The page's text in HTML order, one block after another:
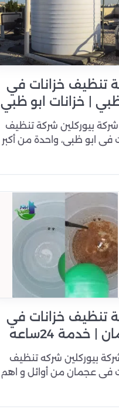
تنظيف خزانات في
ظبي | خزانات ابو ظبي
شركة بيوركلين شركة تنظيف
في ابو ظبي، واحدة من أكبر
تنظيف خزانات في
| خدمة 24ساعه
بيوركلين شركه تنظيف
في عجمان من أوائل و اهم